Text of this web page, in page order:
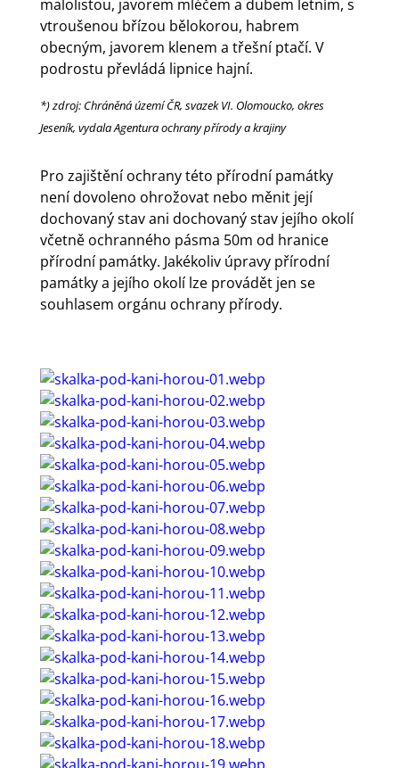
malolistou, javorem mléčem a dubem letním, s
vtroušenou břízou bělokorou, habrem
obecným, javorem klenem a třešní ptačí. V
podrostu převládá lipnice hajní.
*) zdroj: Chráněná území ČR, svazek VI. Olomoucko, okres
Jeseník, vydala Agentura ochrany přírody a krajiny
Pro zajištění ochrany této přírodní památky
není dovoleno ohrožovat nebo měnit její
dochovaný stav ani dochovaný stav jejího okolí
včetně ochranného pásma 50m od hranice
přírodní památky. Jakékoliv úpravy přírodní
památky a jejího okolí lze provádět jen se
souhlasem orgánu ochrany přírody.